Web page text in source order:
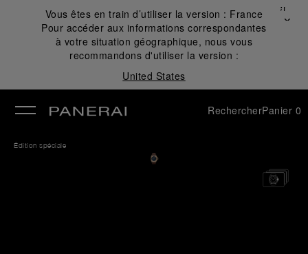
Vous êtes en train d’utiliser la version : France
Pour accéder aux informations correspondantes
à votre situation géographique, nous vous
recommandons d'utiliser la version :
United States
Fermer
✕
RechercherPanier 0
Édition spéciale